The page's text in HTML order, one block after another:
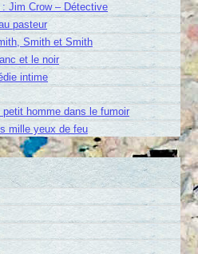
Jim Crow – Détective
pasteur
Smith et Smith
et le noir
intime
homme dans le fumoir
mille yeux de feu